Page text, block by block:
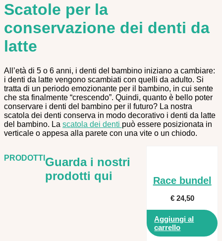
Scatole per la
conservazione dei denti da
latte
All’età di 5 o 6 anni, i denti del bambino iniziano a cambiare:
i denti da latte vengono scambiati con quelli da adulto. Si
tratta di un periodo emozionante per il bambino, in cui sente
che sta finalmente “crescendo”. Quindi, quanto è bello poter
conservare i denti del bambino per il futuro? La nostra
scatola dei denti conserva in modo decorativo i denti da latte
del bambino. La scatola dei denti può essere posizionata in
verticale o appesa alla parete con una vite o un chiodo.
PRODOTTI Guarda i nostri
prodotti qui
Race bundel
€24,50
Aggiungi al
carrello